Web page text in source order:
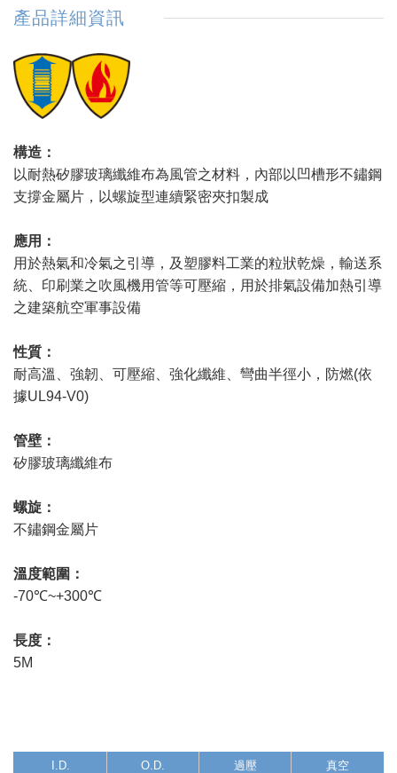
產品詳細資訊
構造：
以耐熱矽膠玻璃纖維布為風管之材料，內部以凹槽形不鏽鋼
支撐金屬片，以螺旋型連續緊密夾扣製成
應用：
用於熱氣和冷氣之引導，及塑膠料工業的粒狀乾燥，輸送系
統、印刷業之吹風機用管等可壓縮，用於排氣設備加熱引導
之建築航空軍事設備
性質：
耐高溫、強韌、可壓縮、強化纖維、彎曲半徑小，防燃(依
據UL94-V0)
管壁：
矽膠玻璃纖維布
螺旋：
不鏽鋼金屬片
溫度範圍：
-70℃~+300℃
​長度：
5M
I.D. O.D. 過壓 真空